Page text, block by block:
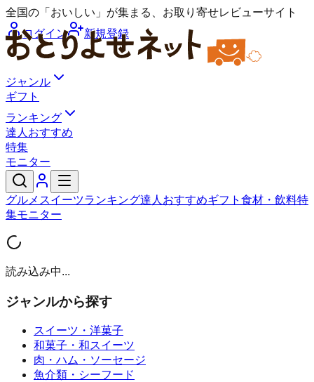
全国の「おいしい」が集まる、お取り寄せレビューサイト
ログイン
新規登録
ジャンル
ギフト
ランキング
達人おすすめ
特集
モニター
グルメ スイーツランキング達人おすすめギフト 食材・飲料特
集モニター
読み込み中...
ジャンルから探す
スイーツ・洋菓子
和菓子・和スイーツ
肉・ハム・ソーセージ
魚介類・シーフード